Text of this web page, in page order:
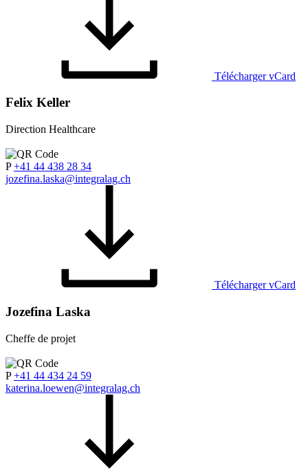
Télécharger vCard
Felix Keller
Direction Healthcare
P +41 44 438 28 34
jozefina.laska@integralag.ch
Télécharger vCard
Jozefina Laska
Cheffe de projet
P +41 44 434 24 59
katerina.loewen@integralag.ch